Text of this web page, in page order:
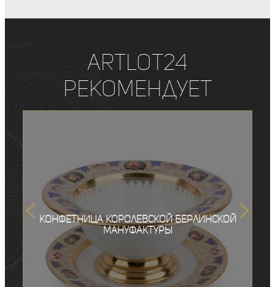
ArtLot24
рекомендует
Конфетница Королевской Берлинской
мануфактуры